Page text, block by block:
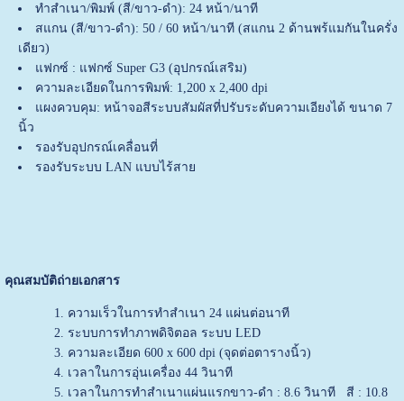
ทำสำเนา/พิมพ์ (สี/ขาว-ดำ): 24 หน้า/นาที
สแกน (สี/ขาว-ดำ): 50 / 60 หน้า/นาที (สแกน 2 ด้านพร้แมกันในครั่ง
เดียว)
แฟกซ์ : แฟกซ์ Super G3 (อุปกรณ์เสริม)
ความละเอียดในการพิมพ์: 1,200 x 2,400 dpi
แผงควบคุม: หน้าจอสีระบบสัมผัสที่ปรับระดับความเอียงได้ ขนาด 7
นิ้ว
รองรับอุปกรณ์เคลื่อนที่
รองรับระบบ LAN แบบไร้สาย
คุณสมบัติถ่ายเอกสาร
ความเร็วในการทำสำเนา 24 แผ่นต่อนาที
ระบบการทำภาพดิจิตอล ระบบ LED
ความละเอียด 600 x 600 dpi (จุดต่อตารางนิ้ว)
เวลาในการอุ่นเครื่อง 44 วินาที
เวลาในการทำสำเนาแผ่นแรกขาว-ดำ : 8.6 วินาที สี : 10.8